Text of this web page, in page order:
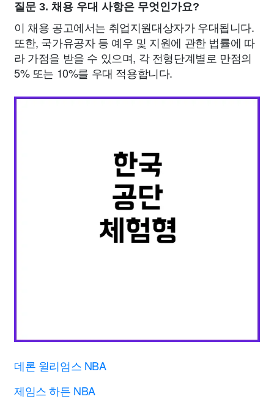
질문 3. 채용 우대 사항은 무엇인가요?
이 채용 공고에서는 취업지원대상자가 우대됩니다.
또한, 국가유공자 등 예우 및 지원에 관한 법률에 따
라 가점을 받을 수 있으며, 각 전형단계별로 만점의
5% 또는 10%를 우대 적용합니다.
데론 윌리엄스 NBA
제임스 하든 NBA